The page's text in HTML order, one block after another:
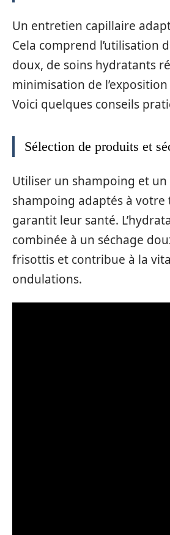
Un entretien capillaire
Cela comprend l’utilisation
doux, de soins hydratants
minimisation de l’exposition
Voici quelques conseils
Sélection de produits et
Utiliser un shampoing et un
shampoing adaptés à votre
garantit leur santé.
combinée à un séchage
frisottis et contribue à la
ondulations.